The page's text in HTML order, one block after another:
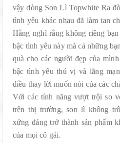
vậy dòng Son Lì Topwhite Ra
tình yêu khác nhau đã làm tan
Hằng nghĩ rằng không riêng
bậc tình yêu này mà cả những
quà cho các người đẹp của
bậc tình yêu thú vị và lãng
điều thay lời muốn nói của các
Với các tính năng vượt trội so
trên thị trường, son lì không
xứng đáng trở thành sản phẩm
của mọi cô gái.